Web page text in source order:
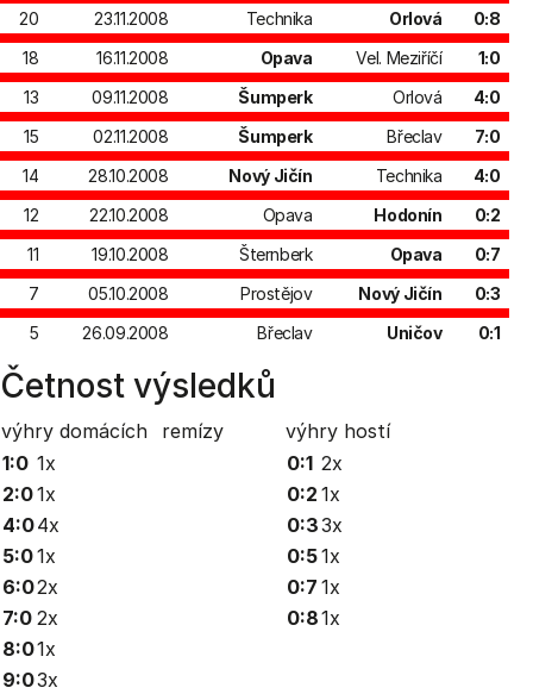
20
23.11.2008 Technika Orlová
0:8
18
16.11.2008 Opava Vel. Meziříčí
1:0
13
09.11.2008 Šumperk Orlová
4:0
15
02.11.2008 Šumperk Břeclav
7:0
14
28.10.2008 Nový Jičín Technika
4:0
12
22.10.2008 Opava Hodonín
0:2
11
19.10.2008 Šternberk Opava
0:7
7
05.10.2008 Prostějov Nový Jičín
0:3
5
26.09.2008 Břeclav Uničov 0:1
Četnost výsledků
výhry domácích remízy výhry hostí
1:0 1x
2:01x
4:04x
5:01x
6:02x
7:0 2x
8:01x
9:03x
0:1 2x
0:2 1x
0:33x
0:51x
0:7 1x
0:81x